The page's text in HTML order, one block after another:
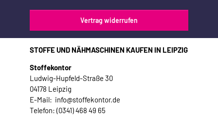
Vertrag widerrufen
STOFFE UND NÄHMASCHINEN KAUFEN IN LEIPZIG
Stoffekontor
Ludwig-Hupfeld-Straße 30
04178 Leipzig
E-Mail: info@stoffekontor.de
Telefon: (0341) 468 49 65